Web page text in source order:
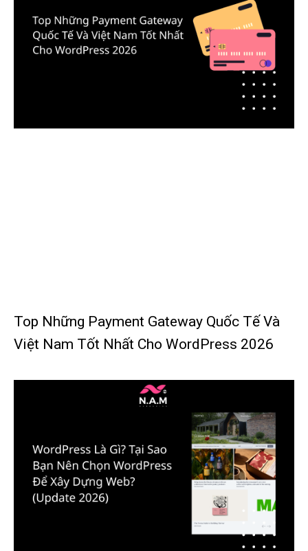
Top Những Payment Gateway Quốc Tế Và
Việt Nam Tốt Nhất Cho WordPress 2026